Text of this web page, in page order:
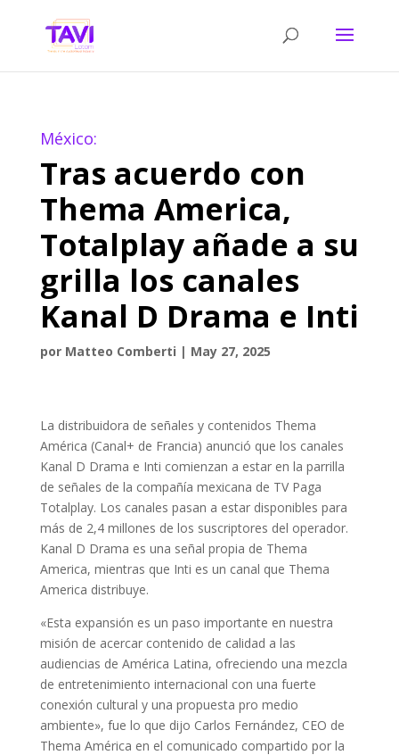
México:
Tras acuerdo con
Thema America,
Totalplay añade a su
grilla los canales
Kanal D Drama e Inti
por Matteo Comberti | May 27, 2025
La distribuidora de señales y contenidos Thema
América (Canal+ de Francia) anunció que los canales
Kanal D Drama e Inti comienzan a estar en la parrilla
de señales de la compañía mexicana de TV Paga
Totalplay. Los canales pasan a estar disponibles para
más de 2,4 millones de los suscriptores del operador.
Kanal D Drama es una señal propia de Thema
America, mientras que Inti es un canal que Thema
America distribuye.
«Esta expansión es un paso importante en nuestra
misión de acercar contenido de calidad a las
audiencias de América Latina, ofreciendo una mezcla
de entretenimiento internacional con una fuerte
conexión cultural y una propuesta pro medio
ambiente», fue lo que dijo Carlos Fernández, CEO de
Thema América en el comunicado compartido por la